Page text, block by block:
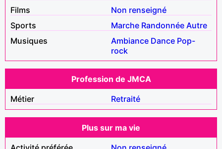
Films
Non renseigné
Sports
Marche Randonnée Autre
Musiques
Ambiance Dance Pop-
rock
Profession de JMCA
Métier
Retraité
Plus sur ma vie